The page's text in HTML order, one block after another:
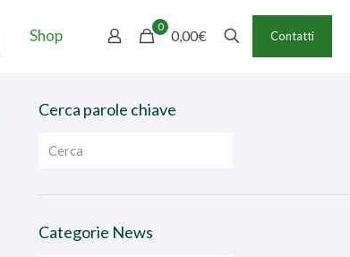
Shop 0
0,00€ Contatti
Cerca parole chiave
Categorie News